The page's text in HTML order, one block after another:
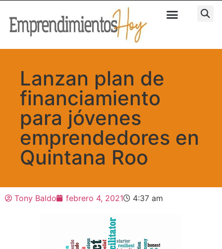
Lanzan plan de
financiamiento
para jóvenes
emprendedores en
Quintana Roo
Tony Baldo febrero 4, 2021 4:37 am